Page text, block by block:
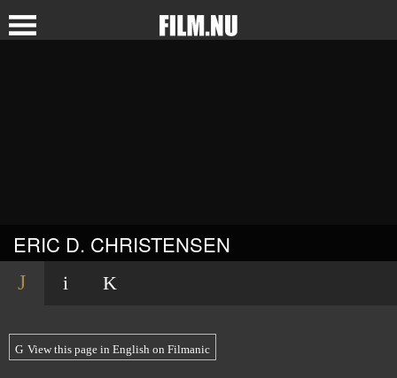
ERIC D. CHRISTENSEN
View this page in English on Filmanic